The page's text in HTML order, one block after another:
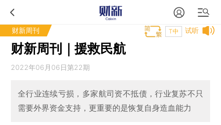
财新周刊 试听
T中
财新周刊｜援救民航
2022年06月06日第22期
全行业连续亏损，多家航司资不抵债，行业复苏不只
需要外界资金支持，更重要的是恢复自身造血能力